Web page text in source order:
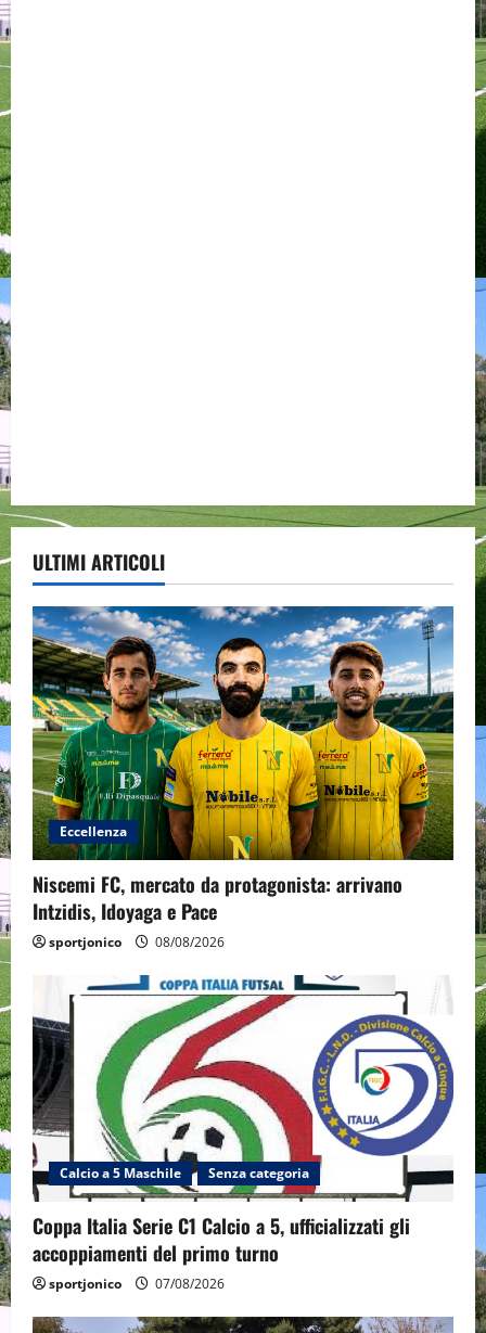
ULTIMI ARTICOLI
Eccellenza
Niscemi FC, mercato da protagonista: arrivano
Intzidis, Idoyaga e Pace
sportjonico 08/08/2026
Calcio a 5 Maschile Senza categoria
Coppa Italia Serie C1 Calcio a 5, ufficializzati gli
accoppiamenti del primo turno
sportjonico 07/08/2026